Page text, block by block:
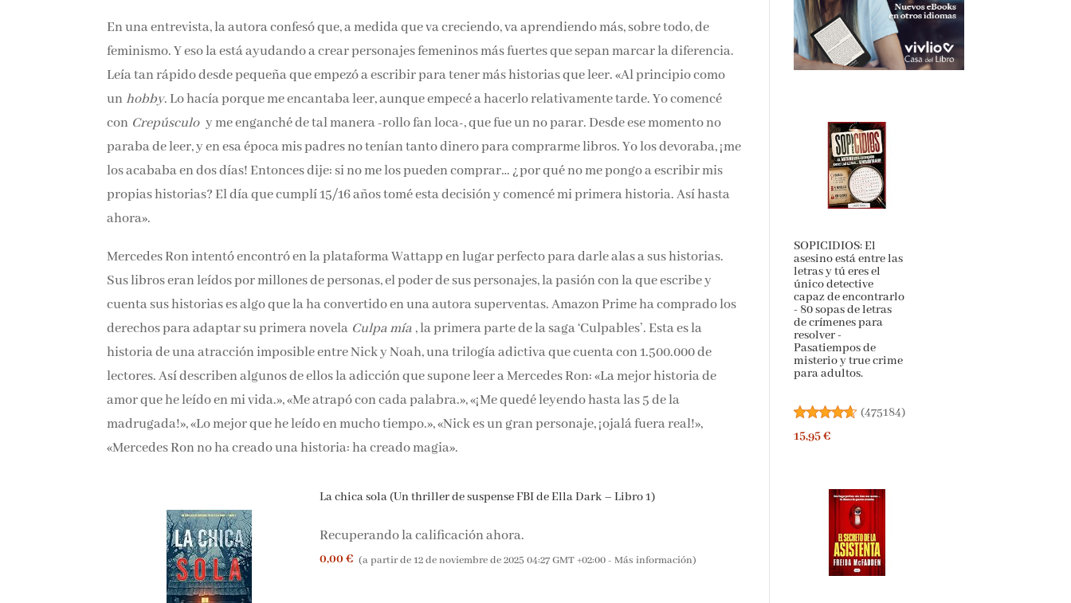
En una entrevista, la autora confesó que, a medida que va creciendo, va aprendiendo más, sobre todo, de
feminismo. Y eso la está ayudando a crear personajes femeninos más fuertes que sepan marcar la diferencia.
Leía tan rápido desde pequeña que empezó a escribir para tener más historias que leer. «Al principio como
unhobby. Lo hacía porque me encantaba leer, aunque empecé a hacerlo relativamente tarde. Yo comencé
con Crepúsculo y me enganché de tal manera -rollo fan loca-, que fue un no parar. Desde ese momento no
paraba de leer, y en esa época mis padres no tenían tanto dinero para comprarme libros. Yo los devoraba,
¡me los acababa en dos días! Entonces dije: si no me los pueden comprar… ¿por qué no me pongo a escribir
mis propias historias? El día que cumplí 15/16 años tomé esta decisión y comencé mi primera historia. Así
hasta ahora».
Mercedes Ron intentó encontró en la plataforma Wattapp en lugar perfecto para darle alas a sus historias.
Sus libros eran leídos por millones de personas, el poder de sus personajes, la pasión con la que escribe y
cuenta sus historias es algo que la ha convertido en una autora superventas. Amazon Prime ha comprado
los derechos para adaptar su primera novelaCulpa mía, la primera parte de la saga ‘Culpables’. Esta es la
historia de una atracción imposible entre Nick y Noah, una trilogía adictiva que cuenta con 1.500.000 de
lectores. Así describen algunos de ellos la adicción que supone leer a Mercedes Ron: «La mejor historia de
amor que he leído en mi vida.», «Me atrapó con cada palabra.», «¡Me quedé leyendo hasta las 5 de la
madrugada!», «Lo mejor que he leído en mucho tiempo.», «Nick es un gran personaje, ¡ojalá fuera real!»,
«Mercedes Ron no ha creado una historia: ha creado magia».
La chica sola (Un thriller de suspense FBI de Ella Dark – Libro 1)
Recuperando la calificación ahora.
0,00 € (a partir de 12 de noviembre de 2025 04:27 GMT +02:00 -Más información)
SOPICIDIOS: El
asesino está entre las
letras y tú eres el
único detective
capaz de
encontrarlo - 80
sopas de letras de
crímenes para
resolver -
Pasatiempos de
misterio y true crime
para adultos.
( 475184)
15,95 €